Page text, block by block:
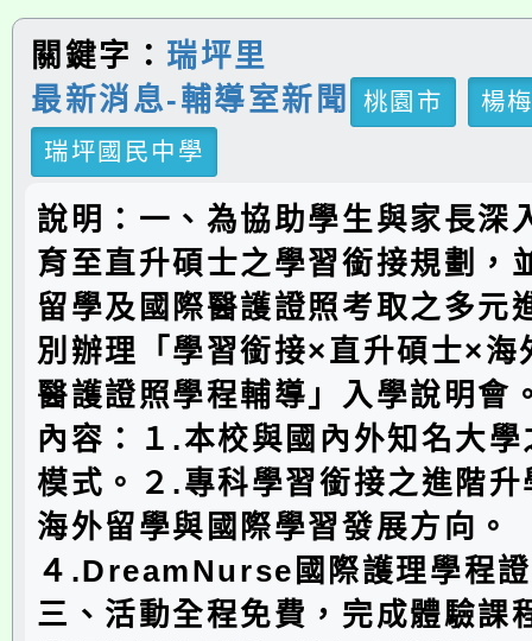
關鍵字： 瑞坪里
最新消息-輔導室新聞
桃園市
楊
瑞坪國民中學
說明：一、為協助學生與家長深
育至直升碩士之學習銜接規劃，
留學及國際醫護證照考取之多元
別辦理「學習銜接×直升碩士×海
醫護證照學程輔導」入學說明會
內容：１.本校與國內外知名大
模式。２.專科學習銜接之進階
海外留學與國際學習發展方向。
４.DreamNurse國際護理學程
三、活動全程免費，完成體驗課